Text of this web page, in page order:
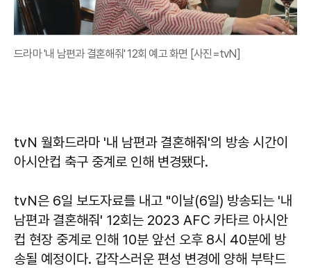
드라마 '내 남편과 결혼해줘' 12회 예고 화면 [사진=tvN]
tvN 월화드라마 '내 남편과 결혼해줘'의 방송 시간이
아시안컵 축구 중계로 인해 변경됐다.
tvN은 6일 보도자료를 내고 "이날(6일) 방송되는 '내
남편과 결혼해줘' 12회는 2023 AFC 카타르 아시안
컵 현장 중계로 인해 10분 앞선 오후 8시 40분에 방
송될 예정이다. 갑작스러운 편성 변경에 양해 부탁드